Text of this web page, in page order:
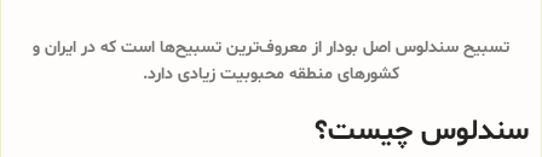
تسبیح سندلوس اصل بودار از معروف‌ترین تسبیح‌ها است که در ایران و
کشورهای منطقه محبوبیت زیادی دارد.
سندلوس چیست؟